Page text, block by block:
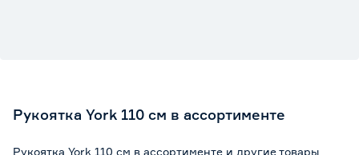
Рукоятка York 110 см в ассортименте
Рукоятка York 110 см в ассортименте и другие товары